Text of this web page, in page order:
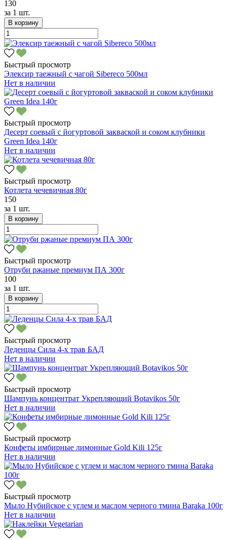
130
за 1 шт.
В корзину
Быстрый просмотр
Элексир таежный с чагой Sibereco 500мл
Нет в наличии
Быстрый просмотр
Десерт соевый с йогуртовой закваской и соком клубники
Green Idea 140г
Нет в наличии
Быстрый просмотр
Котлета чечевичная 80г
150
за 1 шт.
В корзину
Быстрый просмотр
Отруби ржаные премиум ПА 300г
100
за 1 шт.
В корзину
Быстрый просмотр
Леденцы Сила 4-х трав БАД
Нет в наличии
Быстрый просмотр
Шампунь концентрат Укрепляющий Botavikos 50г
Нет в наличии
Быстрый просмотр
Конфеты имбирные лимонные Gold Kili 125г
Нет в наличии
Быстрый просмотр
Мыло Нубийское с углем и маслом черного тмина Baraka 100г
Нет в наличии